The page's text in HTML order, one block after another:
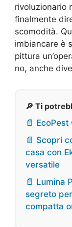
rivoluzionario
finalmente
scomodità.
imbiancare è
pittura
no, anche
🔎 Ti
📄
📄 Scopri
casa con
versatile
📄 Lumina
segreto
compatta